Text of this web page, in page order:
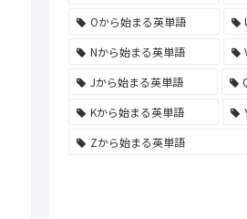
Oから始まる英単語
Nから始まる英単語
Jから始まる英単語
Kから始まる英単語
Zから始まる英単語